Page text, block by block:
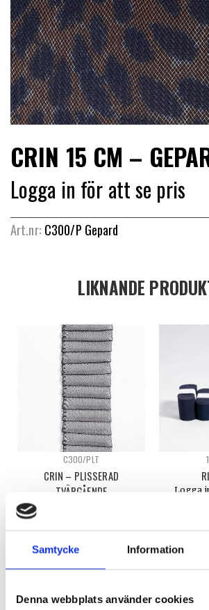
Samtycke Information
Denna webbplats använder cookies
CRIN 15 CM –
Logga in för att se pris
Art.nr: C300/P Gepard
LIKNANDE
C300/PLT
CRIN – PLISSERAD
TVÄRGÅENDE
Logga in för att se pris
Logga